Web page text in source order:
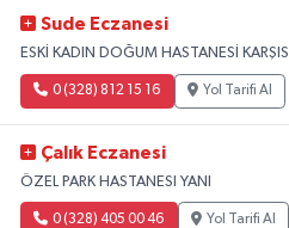
Sude Eczanesi
ESKİ KADIN DOĞUM HASTANESİ KARŞISI
0 (328) 812 15 16 Yol Tarifi Al
Çalık Eczanesi
ÖZEL PARK HASTANESI YANI
0 (328) 405 00 46 Yol Tarifi Al